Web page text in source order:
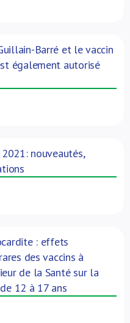
Barré et le vaccin
également autorisé
nouveautés,
: effets
des vaccins à
de la Santé sur la
12 à 17 ans